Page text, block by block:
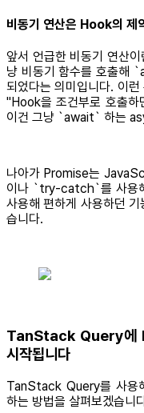
비동기 연산은 Hook의 제
앞서 언급한 비동기 연산
냥 비동기 함수를 호출해
되었다는 의미입니다. 이
"Hook을 조건부로 호출하
이건 그냥 `await` 하는
나아가 Promise는
이나 `try-catch`를 사용
사용해 편하게 사용하던
습니다.
TanStack Query에
시작됩니다
TanStack Query를 사
하는 방법을 살펴보겠습니